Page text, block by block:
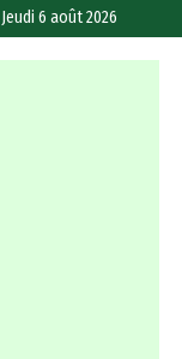
Jeudi 6 août 2026